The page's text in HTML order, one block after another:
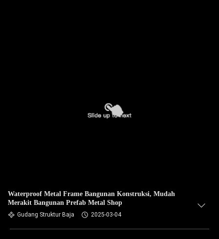
Waterproof Metal Frame Bangunan Konstruksi, Mudah
Merakit Bangunan Prefab Metal Shop
Gudang Struktur Baja 2025-03-04